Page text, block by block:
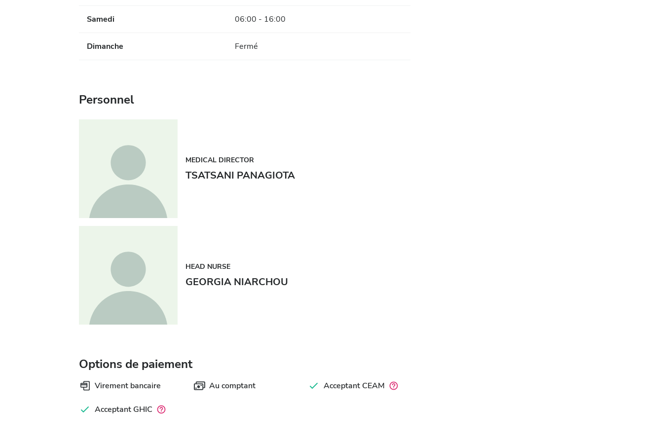
Samedi 06:00 - 16:00
Dimanche Fermé
Personnel
MEDICAL DIRECTOR
TSATSANI PANAGIOTA
HEAD NURSE
GEORGIA NIARCHOU
Options de paiement
Virement bancaire Au comptant Acceptant CEAM
Acceptant GHIC